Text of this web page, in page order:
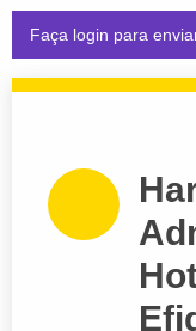
Faça login para